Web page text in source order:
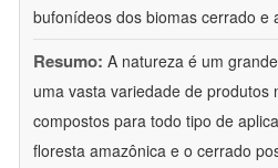
bufonídeos dos biomas cerrado e
Resumo: A natureza é um
uma vasta variedade de produtos
compostos para todo tipo de
floresta amazônica e o cerrado